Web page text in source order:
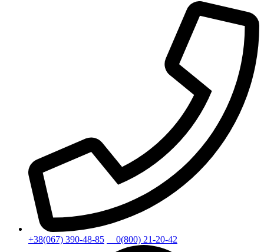
+38(067) 390-48-85 0(800) 21-20-42